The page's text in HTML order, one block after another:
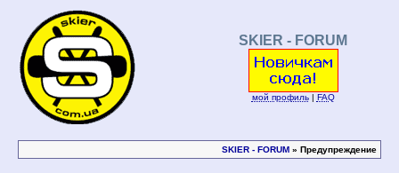
SKIER - FORUM
мой профиль| FAQ
SKIER - FORUM » Предупреждение